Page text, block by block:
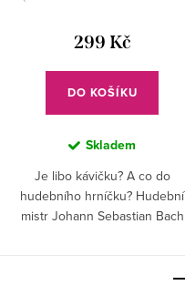
299 Kč
DO KOŠÍKU
Skladem
Je libo kávičku? A co do
hudebního hrníčku? Hudební
mistr Johann Sebastian Bach